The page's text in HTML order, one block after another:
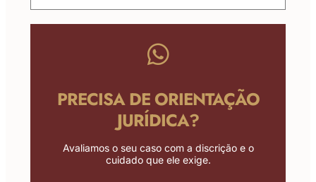
PRECISA DE ORIENTAÇÃO
JURÍDICA?
Avaliamos o seu caso com a discrição e o
cuidado que ele exige.